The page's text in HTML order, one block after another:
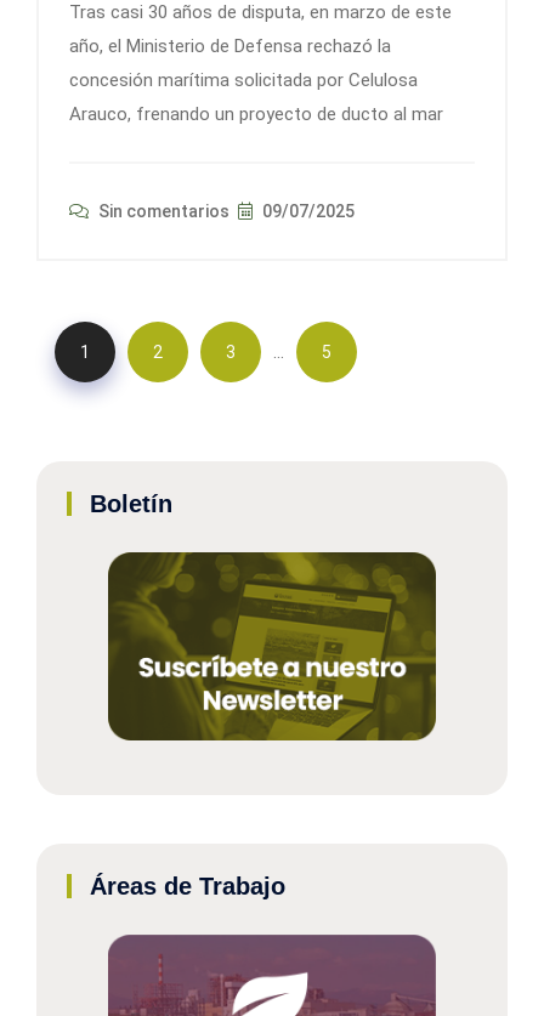
Tras casi 30 años de disputa, en marzo de este
año, el Ministerio de Defensa rechazó la
concesión marítima solicitada por Celulosa
Arauco, frenando un proyecto de ducto al mar
Sin comentarios 09/07/2025
1 2 3 … 5
Boletín
Áreas de Trabajo